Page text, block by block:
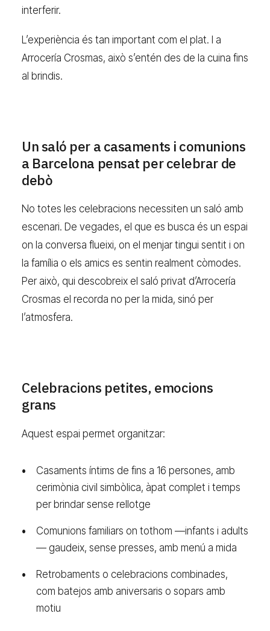
interferir.
L’experiència és tan important com el plat. I a
Arrocería Crosmas, això s’entén des de la cuina fins
al brindis.
Un saló per a casaments i comunions
a Barcelona pensat per celebrar de
debò
No totes les celebracions necessiten un saló amb
escenari. De vegades, el que es busca és un espai
on la conversa flueixi, on el menjar tingui sentit i on
la família o els amics es sentin realment còmodes.
Per això, qui descobreix el saló privat d’Arrocería
Crosmas el recorda no per la mida, sinó per
l’atmosfera.
Celebracions petites, emocions
grans
Aquest espai permet organitzar:
Casaments íntims de fins a 16 persones, amb
cerimònia civil simbòlica, àpat complet i temps
per brindar sense rellotge
Comunions familiars on tothom —infants i adults
— gaudeix, sense presses, amb menú a mida
Retrobaments o celebracions combinades,
com batejos amb aniversaris o sopars amb
motiu